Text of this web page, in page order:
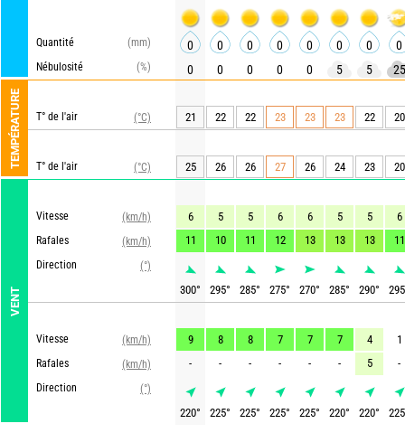
Quantité
(mm)
Nébulosité
(%)
TEMPÉRATURE T° de l'air (°C)
T° de l'air (°C)
VENT
Vitesse
(km/h)
Rafales
(km/h)
Direction
(°)
Vitesse
(km/h)
Rafales
(km/h)
Direction
(°)
0 0 0 0 0 0 0
0
0
0 0 0 0 5 5 25
21 22 22 23 23 23 22 20
25 26 26 27 26 24 23 20
6 5 5 6 6 5 5
6
11
10 11 12 13 13 13 11
300° 295° 285° 275° 270° 285° 290° 295
9 8 8 7 7 7 4
1
-
- - - - - 5 -
220° 225° 225° 225° 225° 220° 220° 225